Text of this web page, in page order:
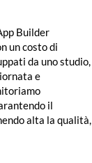
Builder
un costo di
da uno studio,
e
il
alta la qualità,